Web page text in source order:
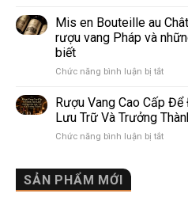
Thế
Nào?
10
So
Dễ
Hiểu
Người
và
de
Điểm
khác
nhau
và
vì
Mis en Bouteille au
rượu vang Pháp và
biết
Chức năng bình luận bị tắtở
en
au
Rượu Vang Cao Cấp
Lưu Trữ Và Trưởng
Chức năng bình luận bị tắtở
SẢN PHẨM MỚI